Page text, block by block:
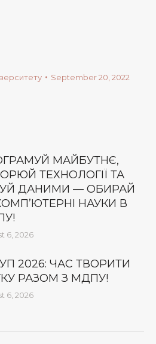
September 20, 2022
МАЙБУТНЄ,
ТЕХНОЛОГІЇ ТА
ДАНИМИ — ОБИРАЙ
НАУКИ В
6, 2026
2026: ЧАС ТВОРИТИ
РАЗОМ З МДПУ!
6, 2026